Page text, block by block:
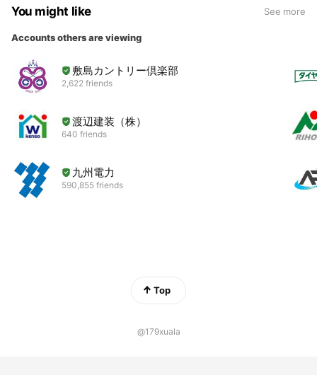
You might like See more
Accounts others are viewing
敷島カントリー倶楽部
2,622 friends
渡辺建装（株）
640 friends
九州電力
590,855 friends
Top
@179xuala